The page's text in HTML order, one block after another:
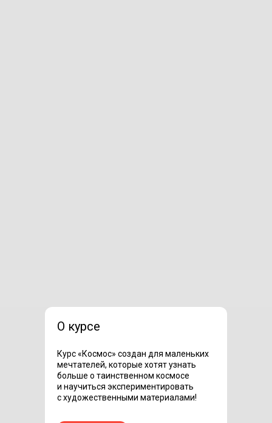
О курсе
Курс «Космос» создан для маленьких
мечтателей, которые хотят узнать
больше о таинственном космосе
и научиться экспериментировать
с художественными материалами!